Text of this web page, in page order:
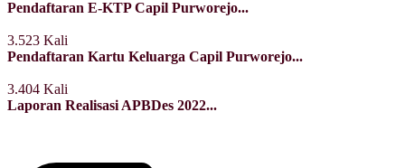
Pendaftaran E-KTP Capil Purworejo...
3.523 Kali
Pendaftaran Kartu Keluarga Capil Purworejo...
3.404 Kali
Laporan Realisasi APBDes 2022...